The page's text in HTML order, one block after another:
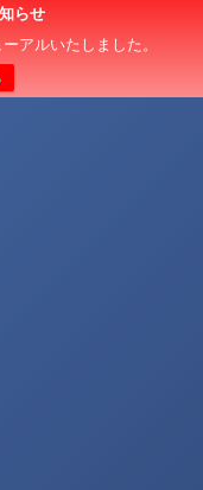
らせ
アルいたしました。